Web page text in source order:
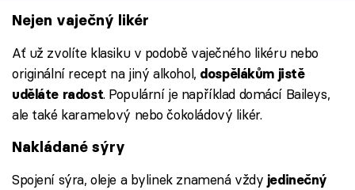
Nejen vaječný likér
Ať už zvolíte klasiku v podobě vaječného likéru nebo
originální recept na jiný alkohol, dospělákům jistě
uděláte radost. Populární je například domácí Baileys,
ale také karamelový nebo čokoládový likér.
Nakládané sýry
Spojení sýra, oleje a bylinek znamená vždy jedinečný